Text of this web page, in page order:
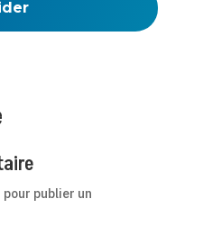
pour publier un